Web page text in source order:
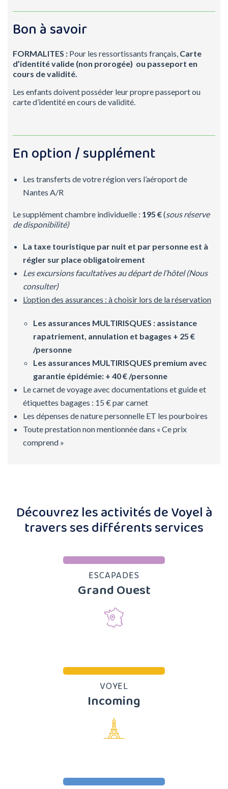
Bon à savoir
FORMALITES : Pour les ressortissants français, Carte
d’identité valide (non prorogée) ou passeport en
cours de validité.
Les enfants doivent posséder leur propre passeport ou
carte d’identité en cours de validité.
En option / supplément
Les transferts de votre région vers l’aéroport de
Nantes A/R
Le supplément chambre individuelle : 195 €(sous réserve
de disponibilité)
La taxe touristique par nuit et par personne est à
régler sur place obligatoirement
Les excursions facultatives au départ de l’hôtel (Nous
consulter)
L’option des assurances : à choisir lors de la réservation
Les assurances MULTIRISQUES : assistance
rapatriement, annulation et bagages + 25 €
/personne
Les assurances MULTIRISQUES premium avec
garantie épidémie: + 40 € /personne
Le carnet de voyage avec documentations et guide et
étiquettes bagages : 15 € par carnet
Les dépenses de nature personnelle ET les pourboires
Toute prestation non mentionnée dans « Ce prix
comprend »
Découvrez les activités de Voyel à
travers ses différents services
ESCAPADES
Grand Ouest
VOYEL
Incoming